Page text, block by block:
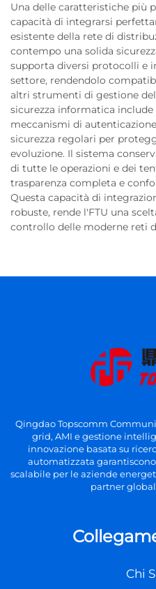
Una delle caratteristiche più
capacità di integrarsi
esistente della rete di
contempo una solida
supporta diversi protocolli e
settore, rendendolo
altri strumenti di gestione
sicurezza informatica
meccanismi di
sicurezza regolari per
evoluzione. Il sistema
di tutte le operazioni e dei
trasparenza completa e
Questa capacità di
robuste, rende l'FTU una
controllo delle moderne reti
Qingdao Topscomm
grid, AMI e gestione
innovazione basata su
automatizzata
scalabile per le aziende
partner
Chi